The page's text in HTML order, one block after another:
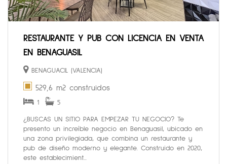
RESTAURANTE Y PUB CON LICENCIA EN VENTA
EN BENAGUASIL
BENAGUACIL (VALENCIA)
529,6 m2 construidos
1 5
¿BUSCAS UN SITIO PARA EMPEZAR TU NEGOCIO? Te
presento un increíble negocio en Benaguasil, ubicado en
una zona privilegiada, que combina un restaurante y
pub de diseño moderno y elegante. Construido en 2020,
este establecimient...